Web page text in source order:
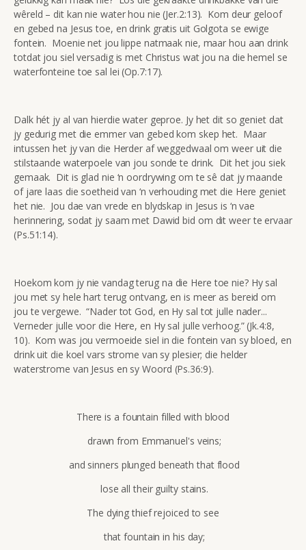
wêreld – dit kan nie water hou nie (Jer.2:13). Kom deur geloof
en gebed na Jesus toe, en drink gratis uit Golgota se ewige
fontein. Moenie net jou lippe natmaak nie, maar hou aan drink
totdat jou siel versadig is met Christus wat jou na die hemel se
waterfonteine toe sal lei (Op.7:17).
Dalk hét jy al van hierdie water geproe. Jy het dit so geniet dat
jy gedurig met die emmer van gebed kom skep het. Maar
intussen het jy van die Herder af weggedwaal om weer uit die
stilstaande waterpoele van jou sonde te drink. Dit het jou siek
gemaak. Dit is glad nie ‘n oordrywing om te sê dat jy maande
of jare laas die soetheid van ‘n verhouding met die Here geniet
het nie. Jou dae van vrede en blydskap in Jesus is ‘n vae
herinnering, sodat jy saam met Dawid bid om dit weer te ervaar
(Ps.51:14).
Hoekom kom jy nie vandag terug na die Here toe nie? Hy sal
jou met sy hele hart terug ontvang, en is meer as bereid om
jou te vergewe. “Nader tot God, en Hy sal tot julle nader...
Verneder julle voor die Here, en Hy sal julle verhoog.” (Jk.4:8,
10). Kom was jou vermoeide siel in die fontein van sy bloed, en
drink uit die koel vars strome van sy plesier; die helder
waterstrome van Jesus en sy Woord (Ps.36:9).
There is a fountain filled with blood
drawn from Emmanuel's veins;
and sinners plunged beneath that flood
lose all their guilty stains.
The dying thief rejoiced to see
that fountain in his day;